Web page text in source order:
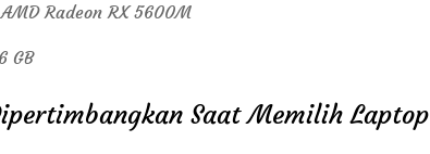
Radeon RX 5600M
GB
Saat Memilih Laptop